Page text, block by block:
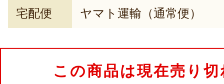
宅配便 ヤマト運輸（通常便）
この商品は現在売り